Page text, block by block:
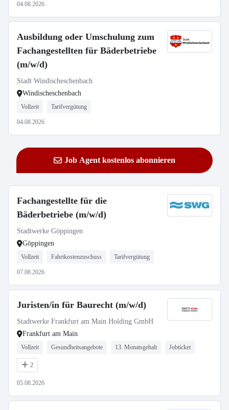
04.08.2026
Ausbildung oder Umschulung zum
Fachangestellten für Bäderbetriebe
(m/w/d)
Stadt Windischeschenbach
Windischeschenbach
Vollzeit Tarifvergütung
04.08.2026
Job Agent kostenlos abonnieren
Fachangestellte für die
Bäderbetriebe (m/w/d)
Stadtwerke Göppingen
Göppingen
Vollzeit Fahrtkostenzuschuss Tarifvergütung
07.08.2026
Juristen/in für Baurecht (m/w/d)
Stadtwerke Frankfurt am Main Holding GmbH
Frankfurt am Main
Vollzeit Gesundheitsangebote 13. Monatsgehalt Jobticket
2
05.08.2026